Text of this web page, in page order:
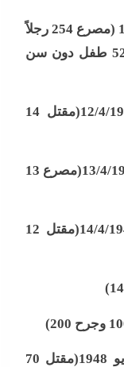
مجزرة دير ياسين : 9 – 10/4/1948 (مصرع 254 رجلاً
وامرأة وطفلاً منهم 25 امرأة حامل و52 طفل دون سن
مجزرة قالونيا (بالقدس) : 12/4/1948(مقتل 14
مجزرة اللجون (فضاء جنين) : 13/4/1948(مصرع 13
مجزرة ناصر الدين : 13 – 14/4/1948(مقتل 12
)
)
مجزرة عين الزيتون : أوائل مايو 1948(مقتل 70